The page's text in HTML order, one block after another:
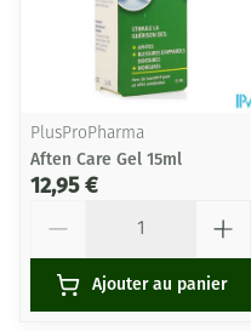
PlusProPharma
Aften Care Gel 15ml
12,95 €
Ajouter au panier